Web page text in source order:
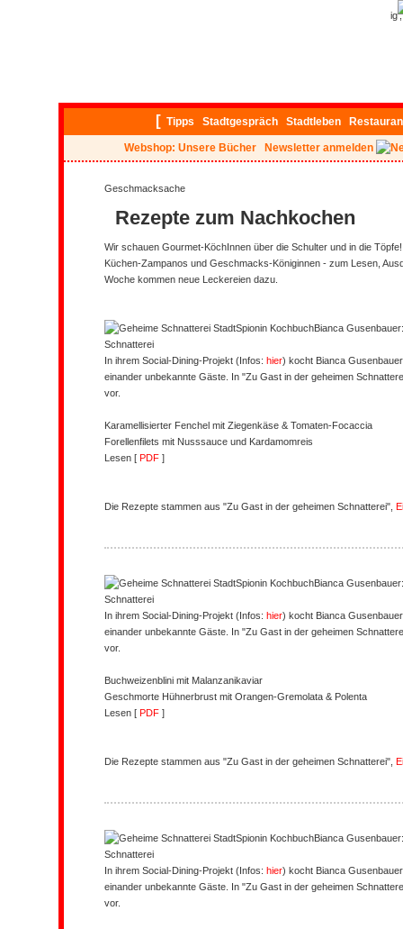
[ Tipps Stadtgespräch Stadtleben
Webshop: Unsere Bücher Newsletter anmelden
Geschmacksache
Rezepte zum Nachkochen
Wir schauen Gourmet-KöchInnen über die Schulter und in die Töpfe!
Küchen-Zampanos und Geschmacks-Königinnen - zum Lesen,
Woche kommen neue Leckereien dazu.
Bianca
Schnatterei
In ihrem Social-Dining-Projekt (Infos: hier) kocht Bianca
einander unbekannte Gäste. In "Zu Gast in der geheimen
vor.
Karamellisierter Fenchel mit Ziegenkäse & Tomaten-Focaccia
Forellenfilets mit Nusssauce und Kardamomreis
Lesen [ PDF ]
Die Rezepte stammen aus "Zu Gast in der geheimen Schnatterei",
Bianca
Schnatterei
In ihrem Social-Dining-Projekt (Infos: hier) kocht Bianca
einander unbekannte Gäste. In "Zu Gast in der geheimen
vor.
Buchweizenblini mit Malanzanikaviar
Geschmorte Hühnerbrust mit Orangen-Gremolata & Polenta
Lesen [ PDF ]
Die Rezepte stammen aus "Zu Gast in der geheimen Schnatterei",
Bianca
Schnatterei
In ihrem Social-Dining-Projekt (Infos: hier) kocht Bianca
einander unbekannte Gäste. In "Zu Gast in der geheimen
vor.